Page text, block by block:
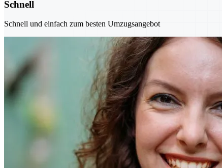
Schnell
Schnell und einfach zum besten Umzugsangebot